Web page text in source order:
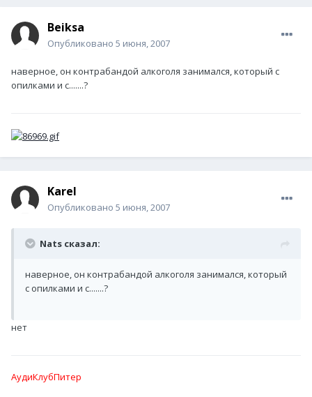
Beiksa
Опубликовано 5 июня, 2007
наверное, он контрабандой алкоголя занимался, который с
опилками и с.......?
Karel
Опубликовано 5 июня, 2007
Nats сказал:
наверное, он контрабандой алкоголя занимался, который
с опилками и с.......?
нет
АудиКлубПитер